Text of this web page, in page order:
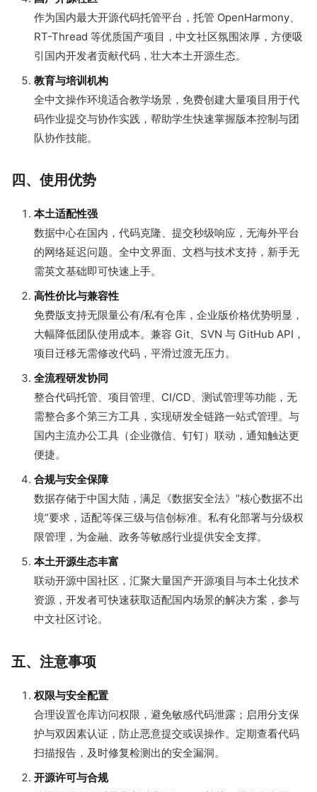
作为国内最大开源代码托管平台，托管 OpenHarmony、
RT-Thread 等优质国产项目，中文社区氛围浓厚，方便吸
引国内开发者贡献代码，壮大本土开源生态。
教育与培训机构
全中文操作环境适合教学场景，免费创建大量项目用于代
码作业提交与协作实践，帮助学生快速掌握版本控制与团
队协作技能。
四、使用优势
本土适配性强
数据中心在国内，代码克隆、提交秒级响应，无海外平台
的网络延迟问题。全中文界面、文档与技术支持，新手无
需英文基础即可快速上手。
高性价比与兼容性
免费版支持无限量公有/私有仓库，企业版价格优势明显，
大幅降低团队使用成本。兼容 Git、SVN 与 GitHub API，
项目迁移无需修改代码，平滑过渡无压力。
全流程研发协同
整合代码托管、项目管理、CI/CD、测试管理等功能，无
需整合多个第三方工具，实现研发全链路一站式管理。与
国内主流办公工具（企业微信、钉钉）联动，通知触达更
便捷。
合规与安全保障
数据存储于中国大陆，满足《数据安全法》“核心数据不出
境”要求，适配等保三级与信创标准。私有化部署与分级权
限管理，为金融、政务等敏感行业提供安全支撑。
本土开源生态丰富
联动开源中国社区，汇聚大量国产开源项目与本土化技术
资源，开发者可快速获取适配国内场景的解决方案，参与
中文社区讨论。
五、注意事项
权限与安全配置
合理设置仓库访问权限，避免敏感代码泄露；启用分支保
护与双因素认证，防止恶意提交或误操作。定期查看代码
扫描报告，及时修复检测出的安全漏洞。
开源许可与合规